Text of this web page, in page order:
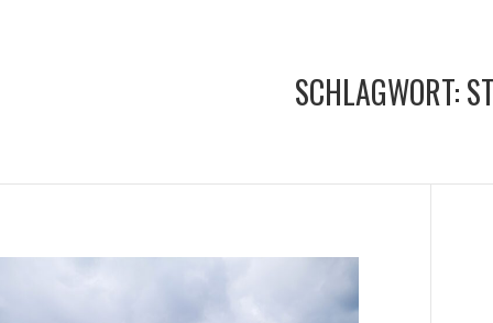
SCHLAGWORT: